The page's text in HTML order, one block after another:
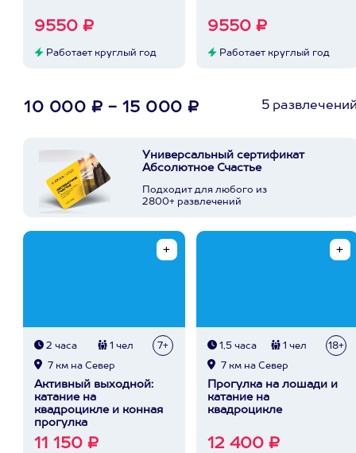
9550 ₽
Работает круглый год
9550 ₽
Работает круглый год
10 000 ₽ - 15 000 ₽ 5
Универсальный сертификат
Абсолютное Счастье
Подходит для любого из
2800+ развлечений
2 часа 1 чел 7+
7 км на Север
Активный выходной:
катание на
квадроцикле и конная
прогулка
11 150 ₽
1,5 часа 1 чел 18+
7 км на Север
Прогулка на лошади и
катание на
квадроцикле
12 400 ₽